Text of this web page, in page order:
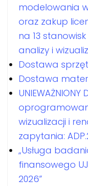
modelowania
oraz zakup
na 13
analizy i
Dostawa
Dostawa
wizualizacji i
zapytania:
„Usługa
finansowego
2026”